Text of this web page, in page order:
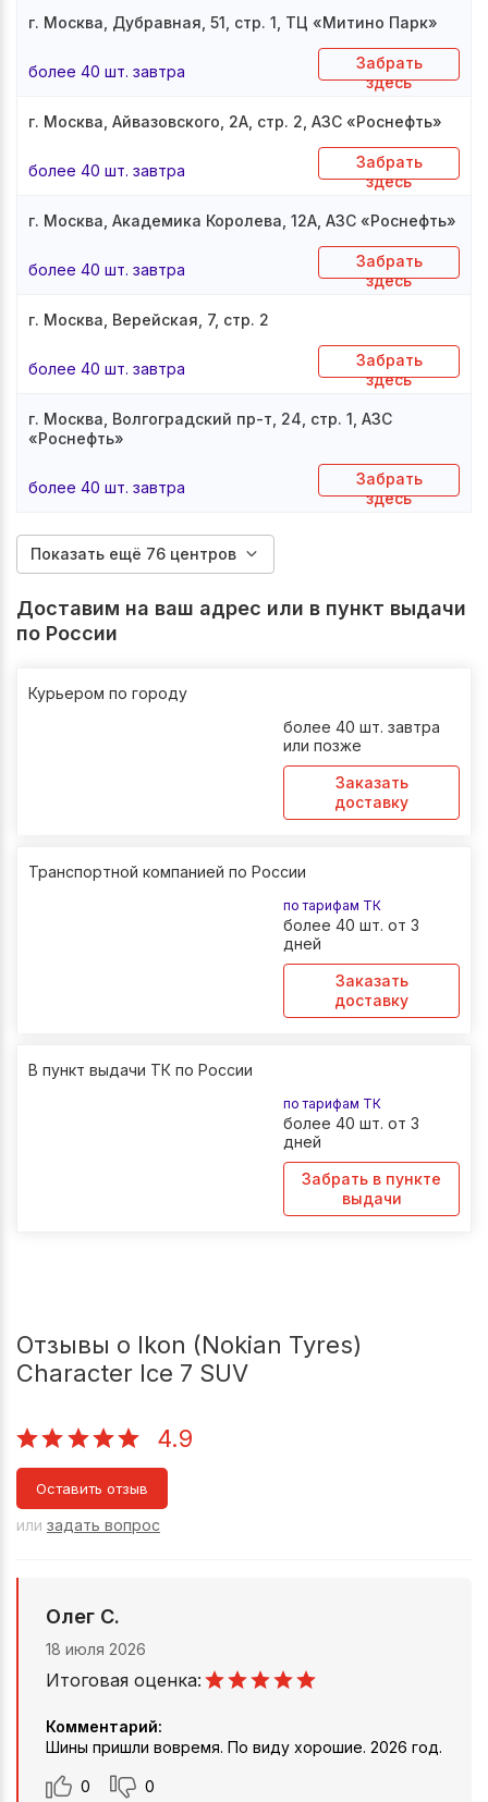
г. Москва, Дубравная, 51, стр. 1, ТЦ «Митино Парк»
более 40 шт. завтра
Забрать
здесь
г. Москва, Айвазовского, 2А, стр. 2, АЗС «Роснефть»
более 40 шт. завтра
Забрать
здесь
г. Москва, Академика Королева, 12А, АЗС «Роснефть»
более 40 шт. завтра
Забрать
здесь
г. Москва, Верейская, 7, стр. 2
более 40 шт. завтра
Забрать
здесь
г. Москва, Волгоградский пр-т, 24, стр. 1, АЗС
«Роснефть»
более 40 шт. завтра
Забрать
здесь
Показать ещё 76 центров
Доставим на ваш адрес или в пункт выдачи
по России
Курьером по городу
более 40 шт. завтра
или позже
Заказать
доставку
Транспортной компанией по России
по тарифам ТК
более 40 шт. от 3
дней
Заказать
доставку
В пункт выдачи ТК по России
по тарифам ТК
более 40 шт. от 3
дней
Забрать в пункте
выдачи
Отзывы о Ikon (Nokian Tyres)
Character Ice 7 SUV
4.9
Оставить отзыв
или задать вопрос
Олег С.
18 июля 2026
Итоговая оценка:
Комментарий:
Шины пришли вовремя. По виду хорошие. 2026 год.
0 0